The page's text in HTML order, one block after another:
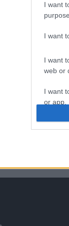
I want
I want
I want
web or
I want
or app.
I want
I want